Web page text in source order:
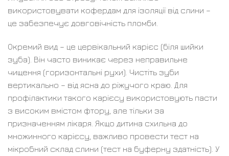
використовувати кофердам для ізоляції від слини –
це забезпечує довговічність пломби.
Окремий вид – це цервікальний карієс (біля шийки
зуба). Він часто виникає через неправильне
чищення (горизонтальні рухи). Чистіть зуби
вертикально – від ясна до ріжучого краю. Для
профілактики такого карієсу використовують пасти
з високим вмістом фтору, але тільки за
призначенням лікаря. Якщо дитина схильна до
множинного карієсу, важливо провести тест на
мікробний склад слини (тест на буферну здатність). У